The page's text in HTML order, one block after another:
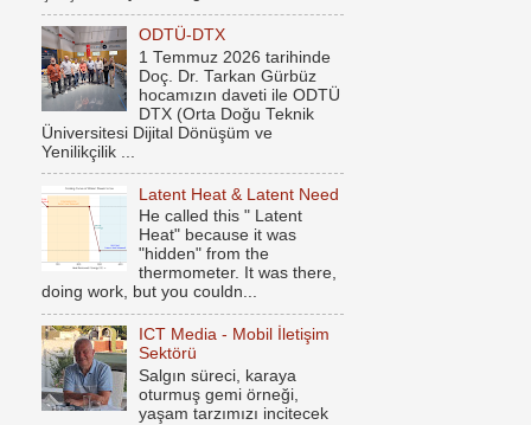
ODTÜ-DTX
1 Temmuz 2026 tarihinde
Doç. Dr. Tarkan Gürbüz
hocamızın daveti ile ODTÜ
DTX (Orta Doğu Teknik
Üniversitesi Dijital Dönüşüm ve
Yenilikçilik ...
Latent Heat & Latent Need
He called this " Latent
Heat" because it was
"hidden" from the
thermometer. It was there,
doing work, but you couldn...
ICT Media - Mobil İletişim
Sektörü
Salgın süreci, karaya
oturmuş gemi örneği,
yaşam tarzımızı incitecek